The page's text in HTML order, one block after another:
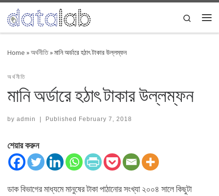
Skip to content
Search
Home »অর্থনীতি»মানি অর্ডারে হঠাৎ টাকার উল্লম্ফন
অর্থনীতি
মানি অর্ডারে হঠাৎ টাকার উল্লম্ফন
by admin | Published February 7, 2018
শেয়ার করুন
ডাক বিভাগের মাধ্যমে মানুষের টাকা পাঠানোর সংখ্যা ২০০৪ সালে কিছুটা